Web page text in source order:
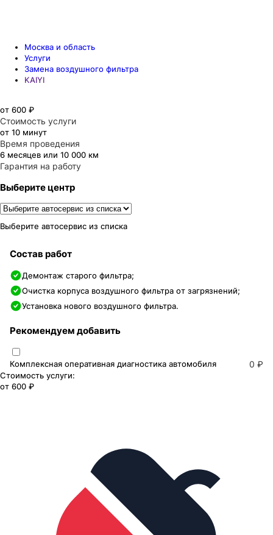
Москва и область
Услуги
Замена воздушного фильтра
KAIYI
от 600 ₽
Стоимость услуги
от 10 минут
Время проведения
6 месяцев или 10 000 км
Гарантия на работу
Выберите центр
Выберите автосервис из списка
Состав работ
Демонтаж старого фильтра;
Очистка корпуса воздушного фильтра от загрязнений;
Установка нового воздушного фильтра.
Рекомендуем добавить
Комплексная оперативная диагностика автомобиля 0 ₽
Стоимость услуги:
от 600 ₽